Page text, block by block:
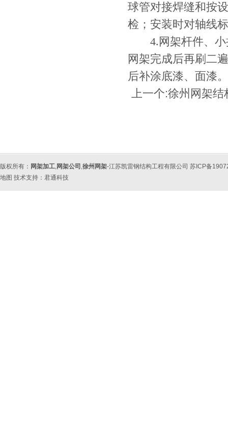
球管对接焊缝和按
检；安装时对轴线
4.网架杆件、小
网架完成后再刷二
后补涂底漆、面漆
上一个:徐州网架结
版权所有： 网架加工,网架公司 ,徐州网架-江苏凯雷钢结构工程有限公司 苏ICP备
地图 技术支持： 君通科技